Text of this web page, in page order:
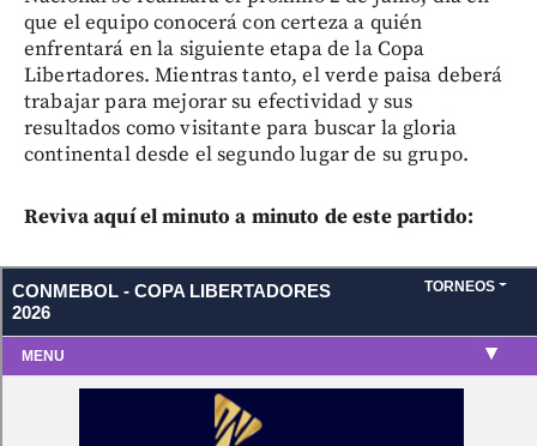
que el equipo conocerá con certeza a quién
enfrentará en la siguiente etapa de la Copa
Libertadores. Mientras tanto, el verde paisa deberá
trabajar para mejorar su efectividad y sus
resultados como visitante para buscar la gloria
continental desde el segundo lugar de su grupo.
Reviva aquí el minuto a minuto de este partido: